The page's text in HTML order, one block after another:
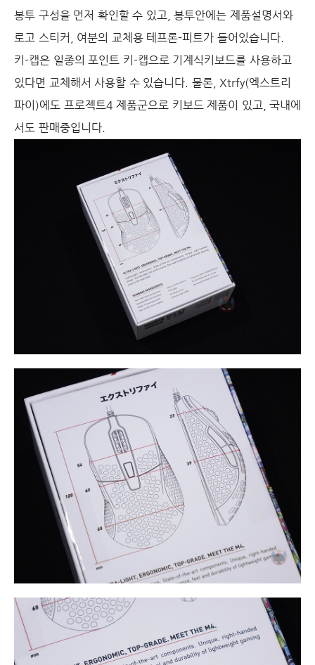
봉투 구성을 먼저 확인할 수 있고, 봉투안에는 제품설명서와
로고 스티커, 여분의 교체용 테프론-피트가 들어있습니다.
키-캡은 일종의 포인트 키-캡으로 기계식키보드를 사용하고
있다면 교체해서 사용할 수 있습니다. 물론, Xtrfy(엑스트리
파이)에도 프로젝트4 제품군으로 키보드 제품이 있고, 국내에
서도 판매중입니다.